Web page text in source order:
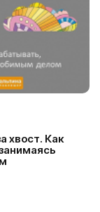
хвост. Как